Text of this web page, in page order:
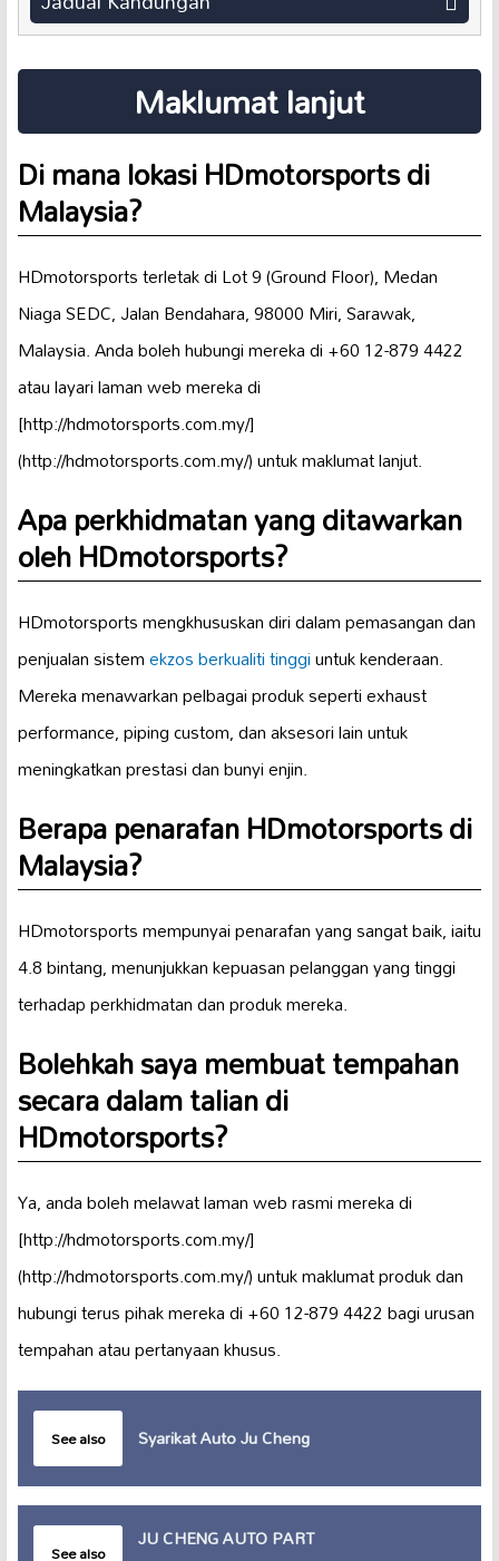
Maklumat lanjut
Di mana lokasi HDmotorsports di
Malaysia?
HDmotorsports terletak di Lot 9 (Ground Floor), Medan
Niaga SEDC, Jalan Bendahara, 98000 Miri, Sarawak,
Malaysia. Anda boleh hubungi mereka di +60 12-879 4422
atau layari laman web mereka di
[http://hdmotorsports.com.my/]
(http://hdmotorsports.com.my/) untuk maklumat lanjut.
Apa perkhidmatan yang ditawarkan
oleh HDmotorsports?
HDmotorsports mengkhususkan diri dalam pemasangan dan
penjualan sistemekzos berkualiti tinggiuntuk kenderaan.
Mereka menawarkan pelbagai produk seperti exhaust
performance, piping custom, dan aksesori lain untuk
meningkatkan prestasi dan bunyi enjin.
Berapa penarafan HDmotorsports di
Malaysia?
HDmotorsports mempunyai penarafan yang sangat baik, iaitu
4.8 bintang, menunjukkan kepuasan pelanggan yang tinggi
terhadap perkhidmatan dan produk mereka.
Bolehkah saya membuat tempahan
secara dalam talian di
HDmotorsports?
Ya, anda boleh melawat laman web rasmi mereka di
[http://hdmotorsports.com.my/]
(http://hdmotorsports.com.my/) untuk maklumat produk dan
hubungi terus pihak mereka di +60 12-879 4422 bagi urusan
tempahan atau pertanyaan khusus.
See also Syarikat Auto Ju Cheng
See also
JU CHENG AUTO PART